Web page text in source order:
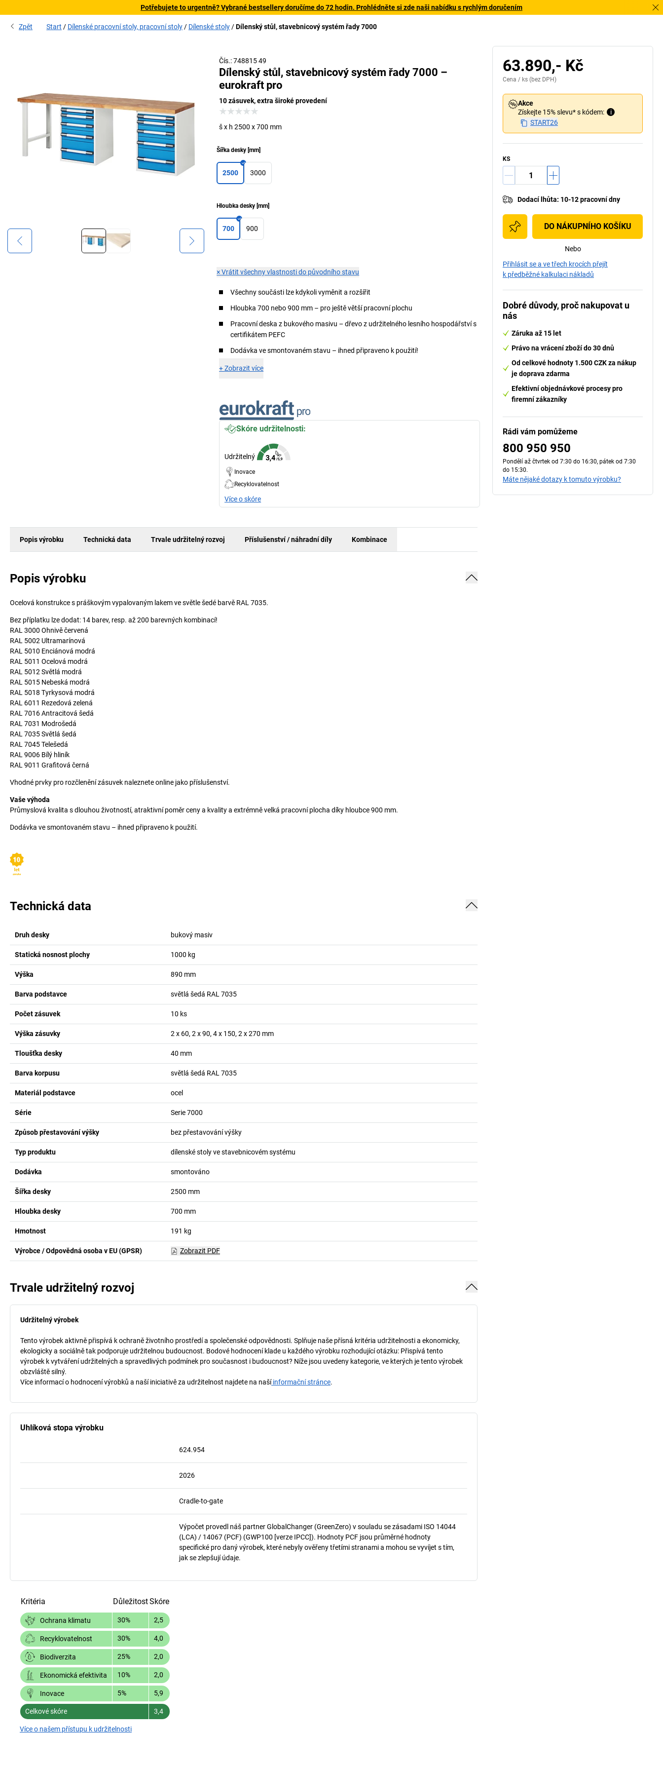
Potřebujete to urgentně? Vybrané bestsellery doručíme do 72 hodin. Prohlédněte si zde naši nabídku s rychlým doručením
Zpět Start Dílenské pracovní stoly, pracovní stoly Dílenské stoly Dílenský stůl, stavebnicový systém řady 7000
Čís.: 748815 49
Dílenský stůl, stavebnicový systém řady 7000 –
eurokraft pro
10 zásuvek, extra široké provedení
š x h 2500 x 700 mm
Šířka desky [mm]
2500 3000
Hloubka desky [mm]
700 900
×Vrátit všechny vlastnosti do původního stavu
Všechny součásti lze kdykoli vyměnit a rozšířit
Hloubka 700 nebo 900 mm – pro ještě větší pracovní plochu
Pracovní deska z bukového masivu – dřevo z udržitelného lesního hospodářství s
certifikátem PEFC
Dodávka ve smontovaném stavu – ihned připraveno k použití!
+Zobrazit více
Skóre udržitelnosti:
Udržitelný
Inovace
Recyklovatelnost
Více o skóre
Popis výrobku Technická data Trvale udržitelný rozvoj Příslušenství / náhradní díly Kombinace
Popis výrobku
Ocelová konstrukce s práškovým vypalovaným lakem ve světle šedé barvě RAL 7035.
Bez příplatku lze dodat: 14 barev, resp. až 200 barevných kombinací!
RAL 3000 Ohnivě červená
RAL 5002 Ultramarínová
RAL 5010 Enciánová modrá
RAL 5011 Ocelová modrá
RAL 5012 Světlá modrá
RAL 5015 Nebeská modrá
RAL 5018 Tyrkysová modrá
RAL 6011 Rezedová zelená
RAL 7016 Antracitová šedá
RAL 7031 Modrošedá
RAL 7035 Světlá šedá
RAL 7045 Telešedá
RAL 9006 Bílý hliník
RAL 9011 Grafitová černá
Vhodné prvky pro rozčlenění zásuvek naleznete online jako příslušenství.
Vaše výhoda
Průmyslová kvalita s dlouhou životností, atraktivní poměr ceny a kvality a extrémně velká pracovní plocha díky hloubce 900 mm.
Dodávka ve smontovaném stavu – ihned připraveno k použití.
Technická data
Druh desky bukový masiv
Statická nosnost plochy 1000 kg
Výška 890 mm
Barva podstavce světlá šedá RAL 7035
Počet zásuvek 10 ks
Výška zásuvky 2 x 60, 2 x 90, 4 x 150, 2 x 270 mm
Tloušťka desky 40 mm
Barva korpusu světlá šedá RAL 7035
Materiál podstavce ocel
Série Serie 7000
Způsob přestavování výšky bez přestavování výšky
Typ produktu dílenské stoly ve stavebnicovém systému
Dodávka smontováno
Šířka desky 2500 mm
Hloubka desky 700 mm
Hmotnost 191 kg
Výrobce / Odpovědná osoba v EU (GPSR) Zobrazit PDF
Trvale udržitelný rozvoj
Udržitelný výrobek
Tento výrobek aktivně přispívá k ochraně životního prostředí a společenské odpovědnosti. Splňuje naše přísná kritéria udržitelnosti a ekonomicky,
ekologicky a sociálně tak podporuje udržitelnou budoucnost. Bodové hodnocení klade u každého výrobku rozhodující otázku: Přispívá tento
výrobek k vytváření udržitelných a spravedlivých podmínek pro současnost i budoucnost? Níže jsou uvedeny kategorie, ve kterých je tento výrobek
obzvláště silný.
Více informací o hodnocení výrobků a naší iniciativě za udržitelnost najdete na našíinformační stránce.
Uhlíková stopa výrobku
624.954
2026
Cradle-to-gate
Výpočet provedl náš partner GlobalChanger (GreenZero) v souladu se zásadami ISO 14044
(LCA) / 14067 (PCF) (GWP100 [verze IPCC]). Hodnoty PCF jsou průměrné hodnoty
specifické pro daný výrobek, které nebyly ověřeny třetími stranami a mohou se vyvíjet s tím,
jak se zlepšují údaje.
Kritéria DůležitostSkóre
Ochrana klimatu 30% 2,5
Recyklovatelnost 30% 4,0
Biodiverzita 25% 2,0
Ekonomická efektivita 10% 2,0
Inovace 5% 5,9
Celkové skóre 3,4
Více o našem přístupu k udržitelnosti
63.890,- Kč
Cena / ks (bez DPH)
Akce
Získejte 15% slevu* s kódem:
i
START26
KS
Dodací lhůta: 10-12 pracovní dny
DO NÁKUPNÍHO KOŠÍKU
Nebo
Přihlásit se a ve třech krocích přejít
k předběžné kalkulaci nákladů
Dobré důvody, proč nakupovat u
nás
Záruka až 15 let
Právo na vrácení zboží do 30 dnů
Od celkové hodnoty 1.500 CZK za nákup
je doprava zdarma
Efektivní objednávkové procesy pro
firemní zákazníky
Rádi vám pomůžeme
800 950 950
Pondělí až čtvrtek od 7:30 do 16:30, pátek od 7:30
do 15:30.
Máte nějaké dotazy k tomuto výrobku?